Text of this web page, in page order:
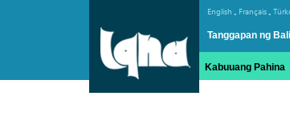
English . Français.
Tanggapan ng
Kabuuang Pahina